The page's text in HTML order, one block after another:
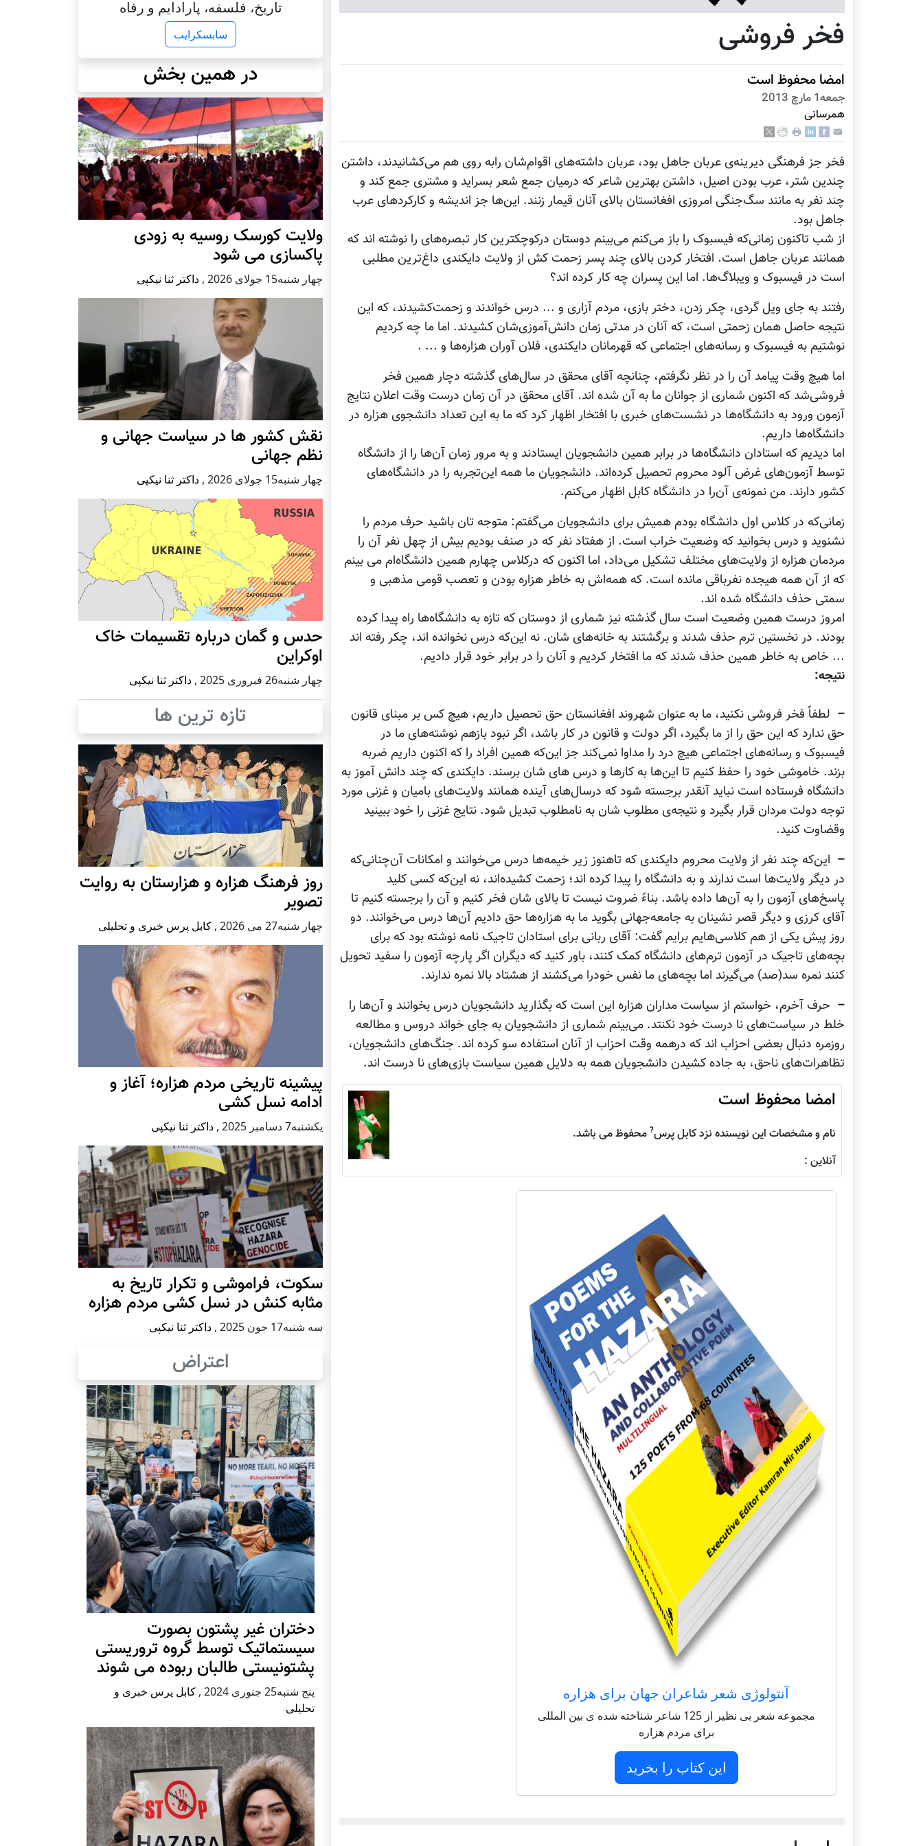
فخر فروشی
امضا محفوظ است
جمعه1 مارچ 2013
همرسانی
فخر جز فرهنگی دیرینه‌ی عربان جاهل بود، عربان داشته‌های اقوام‌شان رابه روی هم ‌می‌کشانیدند، داشتن
چندین شتر، عرب بودن اصیل، داشتن بهترین شاعر که درمیان جمع شعر بسراید و مشتری جمع کند و
چند نفر به مانند سگ‌جنگی امروزی افغانستان بالای آنان قیمار زنند. این‌ها جز اندیشه و کارکردهای عرب
جاهل بود.
از شب تاکنون زمانی‌که فیسبوک را باز می‌کنم می‌بینم دوستان درکوچکترین کار تبصره‌های را نوشته اند که
همانند عربان جاهل است. افتخار کردن بالای چند پسر زحمت کش از ولایت دایکندی داغ‌ترین مطلبی
است در فیسبوک و ویبلاگ‌ها. اما این پسران چه کار کرده اند؟
رفتند به جای ویل گردی، چکر زدن، دختر بازی، مردم آزاری و ... درس خواندند و زحمت‌کشیدند، که این
نتیجه حاصل همان‌ زحمتی است، که آنان در مدتی زمان دانش‌آموزی‌شان کشیدند. اما ما چه کردیم
نوشتیم به فیسبوک و رسانه‌های اجتماعی که قهرمانان دایکندی، فلان‌ آوران هزاره‌ها و ... .
اما هیچ وقت پیامد آن را در نظر نگرفتم، چنانچه آقای محقق در سال‌های گذشته دچار همین فخر
فروشی‌شد که اکنون شماری از جوانان ما به آن شده اند. آقای محقق در آن زمان درست وقت اعلان نتایج
آزمون ورود به دانشگاه‌ها در نشست‌های خبری با افتخار اظهار کرد که ما به این تعداد دانشجوی هزاره در
دانشگاه‌ها داریم.
اما دیدیم که استادان دانشگاه‌ها در برابر همین دانشجویان ایستادند و به مرور زمان آن‌ها را از دانشگاه
توسط آزمون‌های غرض آلود محروم تحصیل کرده‌اند. دانشجویان ما همه این‌تجربه را در دانشگاه‌های
کشور دارند. من نمونه‌ی آن‌را در دانشگاه‌ کابل اظهار می‌کنم.
زمانی‌که در کلاس اول دانشگاه بودم همیش برای دانشجویان می‌گفتم: متوجه‌ تان باشید حرف مردم را
نشنوید و درس بخوانید که وضعیت خراب است. از هفتاد نفر که در صنف بودیم بیش از چهل نفر آن را
مردمان هزاره از ولایت‌های مختلف تشکیل می‌داد، اما اکنون که درکلاس چهارم همین دانشگاه‌ام می بینم
که از آن همه هیجده نفرباقی مانده است. که همه‌اش به خاطر هزاره بودن و تعصب قومی مذهبی و
سمتی حذف دانشگاه شده اند.
امروز درست همین وضعیت است سال گذشته نیز شماری از دوستان که تازه به دانشگاه‌ها راه پیدا کرده
بودند. در نخستین ترم حذف شدند و برگشتند به خانه‌های شان. نه این‌که درس نخوانده اند، چکر رفته اند
... خاص به خاطر همین حذف شدند که ما افتخار کردیم و آنان را در برابر خود قرار دادیم.
نتیجه:
– لطفاً فخر فروشی نکنید، ما به عنوان شهروند افغانستان حق تحصیل داریم، هیچ کس بر مبنای قانون
حق ندارد که این حق را از ما بگیرد، اگر دولت و قانون در کار باشد، اگر نبود بازهم نوشته‌های ما در
فیسبوک و رسانه‌های اجتماعی هیچ درد را مداوا نمی‌کند جز این‌که همین افراد را که اکنون داریم ضربه
بزند. خاموشی خود را حفظ کنیم تا این‌ها به کارها و درس ‌های شان برسند. دایکندی که چند دانش آموز به
دانشگاه فرستاده است نباید آنقدر برجسته شود که درسال‌های آینده همانند ولایت‌های بامیان و غزنی مورد
توجه دولت مردان قرار بگیرد و نتیجه‌ی مطلوب شان به نامطلوب تبدیل شود. نتایج غزنی را خود ببینید
وقضاوت کنید.
– این‌که چند نفر از ولایت محروم دایکندی که تاهنوز زیر خیمه‌ها درس می‌خوانند و امکانات آن‌چنانی‌که
در دیگر ولایت‌ها است ندارند و به دانشگاه را پیدا کرده اند؛ زحمت کشیده‌اند، نه این‌که کسی کلید
پاسخ‌های آزمون را به آن‌ها داده باشد. بناءً ضروت نیست تا بالای شان فخر کنیم و آن را برجسته کنیم تا
آقای کرزی و دیگر قصر نشینان به جامعه‌جهانی بگوید ما به هزاره‌ها حق دادیم آن‌ها درس می‌خوانند. دو
روز پیش یکی از هم کلاسی‌هایم برایم گفت: آقای ربانی برای استادان تاجیک نامه نوشته بود که برای
بچه‌های تاجیک در آزمون ترم‌های دانشگاه کمک کنند، باور کنید که دیگران اگر پارچه آزمون را سفید تحویل
کنند نمره سد(صد) می‌گیرند اما بچه‌های ما نفس خودرا می‌کشند از هشتاد بالا نمره ندارند.
– حرف آخرم، خواستم از سیاست مداران هزاره این است که بگذارید دانشجویان درس بخوانند و آن‌ها را
خلط در سیاست‌های نا درست خود نکنتد. می‌بینم شماری از دانشجویان به جای خواند دروس و مطالعه
روزمره دنبال بعضی احزاب اند که درهمه وقت احزاب از آنان استفاده سو کرده اند. جنگ‌های دانشجویان،
تظاهرات‌های ناحق، به جاده کشیدن دانشجویان همه به دلایل همین سیاست بازی‌های نا درست اند.
امضا محفوظ است
نام و مشخصات این نویسنده نزد کابل پرس? محفوظ می باشد.
آنلاین :
آنتولوژی شعر شاعران جهان برای هزاره
مجموعه شعر بی نظیر از 125 شاعر شناخته شده ی بین المللی
برای مردم هزاره
این کتاب را بخرید
تاریخ، فلسفه، پارادایم و رفاه
سابسکرایب
در همین بخش
ولایت کورسک روسیه به زودی
پاکسازی می شود
چهار شنبه15 جولای 2026 , داکتر ثنا نیکپی
نقش کشور ها در سیاست جهانی و
نظم جهانی
چهار شنبه15 جولای 2026 , داکتر ثنا نیکپی
حدس و گمان درباره تقسیمات خاک
اوکراین
چهار شنبه26 فبروری 2025 , داکتر ثنا نیکپی
تازه ترین ها
روز فرهنگ هزاره و هزارستان به روایت
تصویر
چهار شنبه27 می 2026 , کابل پرس خبری و تحلیلی
پيشينه تاريخی مردم هزاره؛ آغاز و
ادامه نسل کشی
يكشنبه7 دسامبر 2025 , داکتر ثنا نیکپی
سکوت، فراموشی و تکرار تاريخ به
مثابه کنش در نسل کشی مردم هزاره
سه شنبه17 جون 2025 , داکتر ثنا نیکپی
اعتراض
دختران غیر پشتون بصورت
سیستماتیک توسط گروه تروریستی
پشتونیستی طالبان ربوده می شوند
پنج شنبه25 جنوری 2024 , کابل پرس خبری و
تحلیلی